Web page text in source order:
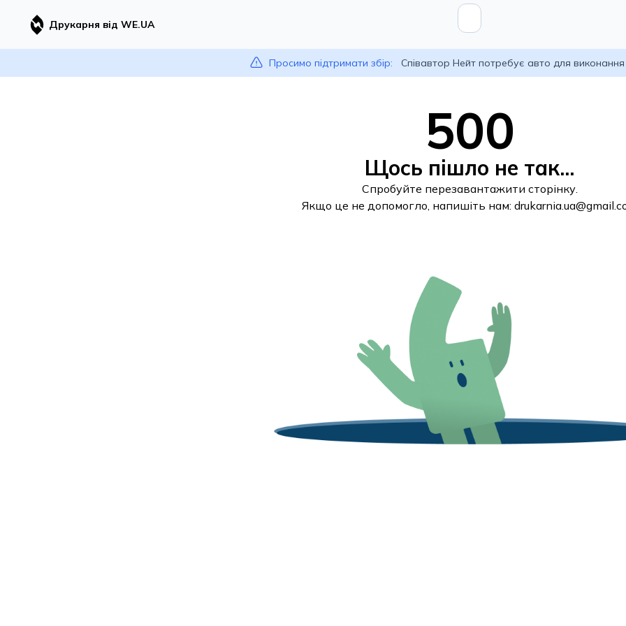
Друкарня від WE.UA
Просимо підтримати збір: Співавтор Нейт потребує авто для
500
Щось пішло не так...
Спробуйте перезавантажити сторінку.
Якщо це не допомогло, напишіть нам: